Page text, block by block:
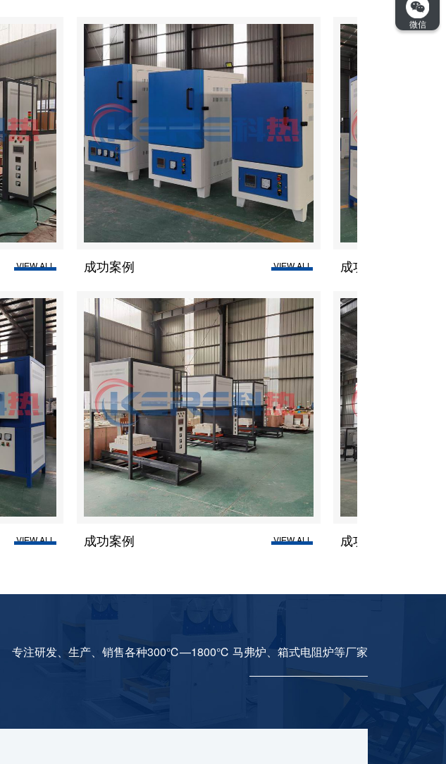
VIEW ALL VIEW ALL
VIEW ALL VIEW ALL
专注研发、生产、销售各种300℃—1800℃ 马弗炉、箱式电阻炉等厂家